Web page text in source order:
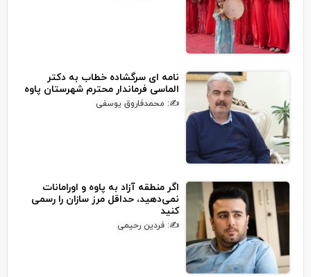
نامه ای سرگشاده خطاب به دکتر
الماسی فرماندار محترم شهرستان پاوه
✍: محمدفاروق یوسفی
اگر منطقه آزاد به پاوه و اورامانات
نمی‌دهید، حداقل مرز سازان را رسمی
کنید
✍: فردین رحیمی